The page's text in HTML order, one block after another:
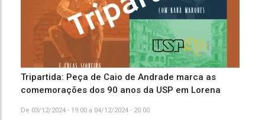
Tripartida: Peça de Caio de Andrade marca as
comemorações dos 90 anos da USP em Lorena
De 03/12/2024 - 19:00 a 04/12/2024 - 20:00